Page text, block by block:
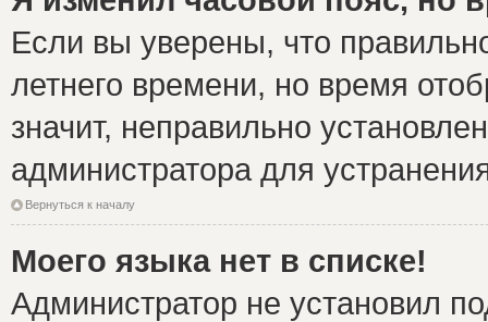
Если вы уверены, что
летнего времени, но время
значит, неправильно
администратора для
Вернуться к началу
Моего языка нет в списке!
Администратор не установил